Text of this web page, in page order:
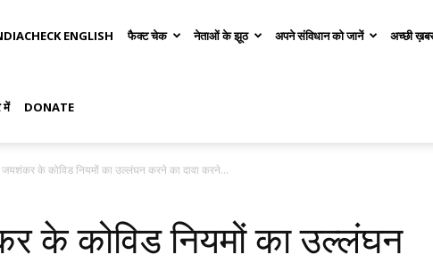
ENGLISH फैक्ट चेक नेताओं के झूठ अपने संविधान को जानें अच्छी
में DONATE
के कोविड नियमों का उल्लंघन करने का दावा करने...
के कोविड नियमों का उल्लंघन